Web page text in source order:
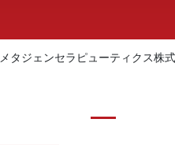
メタジェンセラピューティクス株